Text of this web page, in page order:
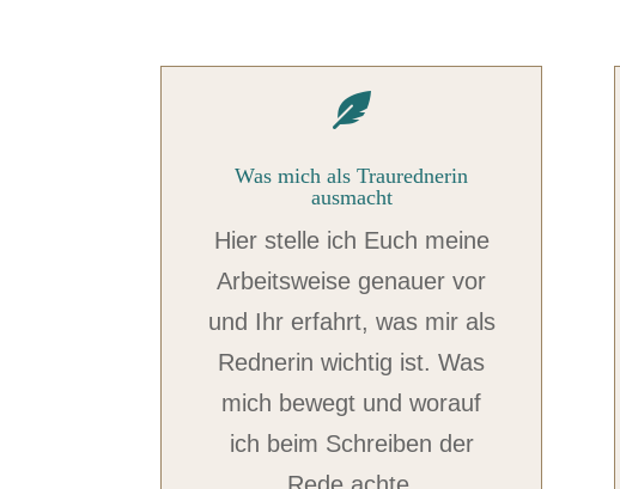

Was mich als Traurednerin
ausmacht
Hier stelle ich Euch meine
Arbeitsweise genauer vor
und Ihr erfahrt, was mir als
Rednerin wichtig ist. Was
mich bewegt und worauf
ich beim Schreiben der